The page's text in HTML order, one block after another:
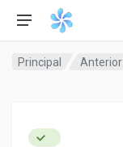
Principal Anterior